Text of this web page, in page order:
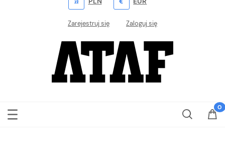
Zarejestruj się Zaloguj się